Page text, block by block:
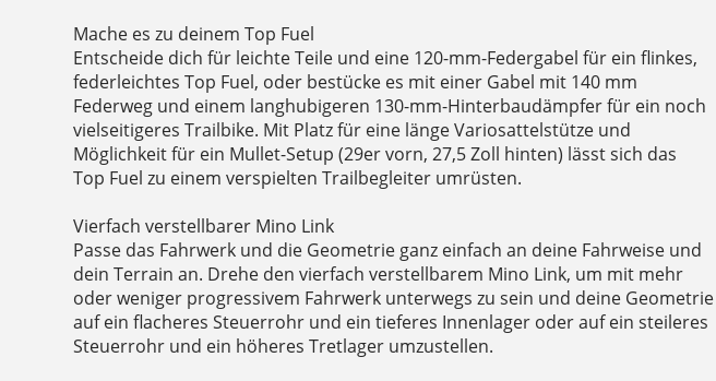
Mache es zu deinem Top Fuel
Entscheide dich für leichte Teile und eine 120-mm-Federgabel für ein flinkes,
federleichtes Top Fuel, oder bestücke es mit einer Gabel mit 140 mm
Federweg und einem langhubigeren 130-mm-Hinterbaudämpfer für ein noch
vielseitigeres Trailbike. Mit Platz für eine länge Variosattelstütze und
Möglichkeit für ein Mullet-Setup (29er vorn, 27,5 Zoll hinten) lässt sich das
Top Fuel zu einem verspielten Trailbegleiter umrüsten.
Vierfach verstellbarer Mino Link
Passe das Fahrwerk und die Geometrie ganz einfach an deine Fahrweise und
dein Terrain an. Drehe den vierfach verstellbarem Mino Link, um mit mehr
oder weniger progressivem Fahrwerk unterwegs zu sein und deine Geometrie
auf ein flacheres Steuerrohr und ein tieferes Innenlager oder auf ein steileres
Steuerrohr und ein höheres Tretlager umzustellen.